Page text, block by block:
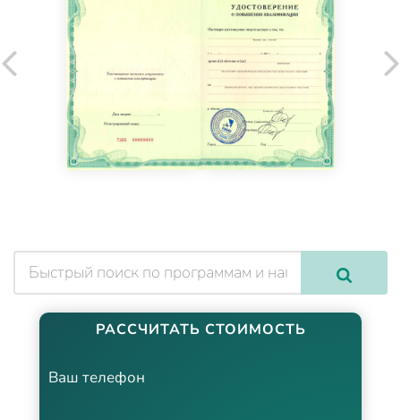
РАССЧИТАТЬ СТОИМОСТЬ
Ваш телефон